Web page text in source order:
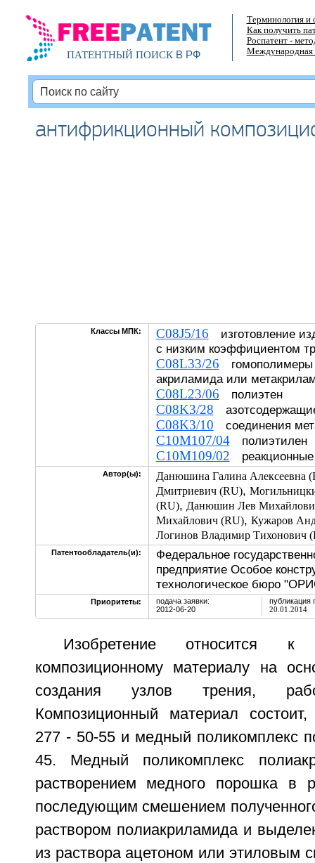
ПАТЕНТНЫЙ ПОИСКВ РФ
Терминология и
Как получить
Роспатент -
Международная
антифрикционный
Классы МПК: C08J5/16 изготовление
с низким коэффициентом
C08L33/26
акриламида или
C08L23/06 полиэтен
C08K3/28
C08K3/10 соединения
C10M107/04полиэтилен
C10M109/02 реакционные
Автор(ы):
Данюшина Галина Алексеевна
Дмитриевич (RU),
(RU), Данюшин Лев
Михайлович (RU), Кужаров
Логинов Владимир Тихонович
Патентообладатель(и):
Федеральное
предприятие Особое
технологическое бюро
Приоритеты:
подача заявки:
2012-06-20
публикация
20.01.2014
Изобретение относится к
композиционному материалу на
создания узлов трения,
Композиционный материал
277 - 50-55 и медный поликомплекс
45. Медный поликомплекс
растворением медного порошка в
последующим смешением
раствором полиакриламида и
из раствора ацетоном или этиловым